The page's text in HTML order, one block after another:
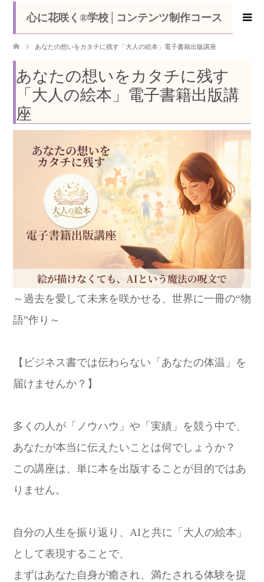
心に花咲く®学校│コンテンツ制作コース
あなたの想いをカタチに残す「大人の絵本」電子書籍出版講座
あなたの想いをカタチに残す
「大人の絵本」電子書籍出版講
座
～過去を愛して未来を咲かせる、世界に一冊の“物
語”作り～
【ビジネス書では伝わらない「あなたの体温」を
届けませんか？】
多くの人が「ノウハウ」や「実績」を競う中で、
あなたが本当に伝えたいことは何でしょうか？
この講座は、単に本を出版することが目的ではあ
りません。
自分の人生を振り返り、AIと共に「大人の絵本」
として表現することで、
まずはあなた自身が癒され、満たされる体験を提